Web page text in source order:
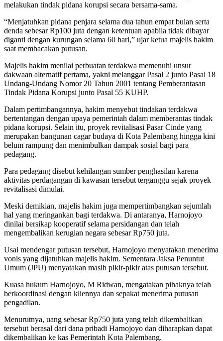
melakukan tindak pidana korupsi secara bersama-sama.
“Menjatuhkan pidana penjara selama dua tahun empat bulan serta
denda sebesar Rp100 juta dengan ketentuan apabila tidak dibayar
diganti dengan kurungan selama 60 hari,” ujar ketua majelis hakim
saat membacakan putusan.
Majelis hakim menilai perbuatan terdakwa memenuhi unsur
dakwaan alternatif pertama, yakni melanggar Pasal 2 junto Pasal 18
Undang-Undang Nomor 20 Tahun 2001 tentang Pemberantasan
Tindak Pidana Korupsi junto Pasal 55 KUHP.
Dalam pertimbangannya, hakim menyebut tindakan terdakwa
bertentangan dengan upaya pemerintah dalam memberantas tindak
pidana korupsi. Selain itu, proyek revitalisasi Pasar Cinde yang
merupakan bangunan cagar budaya di Kota Palembang hingga kini
belum rampung dan menimbulkan dampak sosial bagi para
pedagang.
Para pedagang disebut kehilangan sumber penghasilan karena
aktivitas perdagangan di kawasan tersebut terganggu sejak proyek
revitalisasi dimulai.
Meski demikian, majelis hakim juga mempertimbangkan sejumlah
hal yang meringankan bagi terdakwa. Di antaranya, Harnojoyo
dinilai bersikap kooperatif selama persidangan dan telah
mengembalikan kerugian negara sebesar Rp750 juta.
Usai mendengar putusan tersebut, Harnojoyo menyatakan menerima
vonis yang dijatuhkan majelis hakim. Sementara Jaksa Penuntut
Umum (JPU) menyatakan masih pikir-pikir atas putusan tersebut.
Kuasa hukum Harnojoyo, M Ridwan, mengatakan pihaknya telah
berkoordinasi dengan kliennya dan sepakat menerima putusan
pengadilan.
Menurutnya, uang sebesar Rp750 juta yang telah dikembalikan
tersebut berasal dari dana pribadi Harnojoyo dan diharapkan dapat
dikembalikan ke kas Pemerintah Kota Palembang.